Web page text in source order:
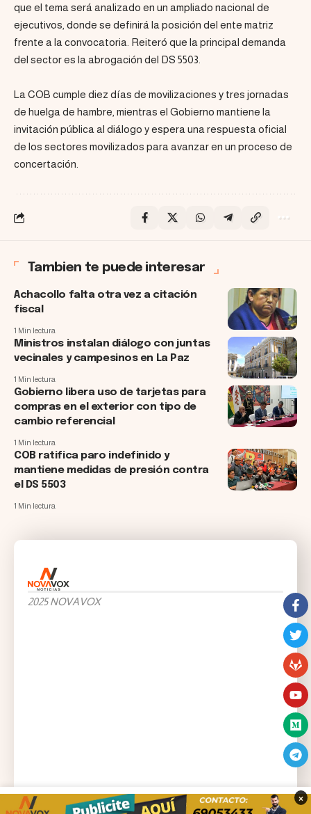
×
que el tema será analizado en un ampliado nacional de
ejecutivos, donde se definirá la posición del ente matriz
frente a la convocatoria. Reiteró que la principal demanda
del sector es la abrogación del DS 5503.
La COB cumple diez días de movilizaciones y tres jornadas
de huelga de hambre, mientras el Gobierno mantiene la
invitación pública al diálogo y espera una respuesta oficial
de los sectores movilizados para avanzar en un proceso de
concertación.
Tambien te puede interesar
Achacollo falta otra vez a citación
fiscal
1 Min lectura
Ministros instalan diálogo con juntas
vecinales y campesinos en La Paz
1 Min lectura
Gobierno libera uso de tarjetas para
compras en el exterior con tipo de
cambio referencial
1 Min lectura
COB ratifica paro indefinido y
mantiene medidas de presión contra
el DS 5503
1 Min lectura
2025 NOVAVOX